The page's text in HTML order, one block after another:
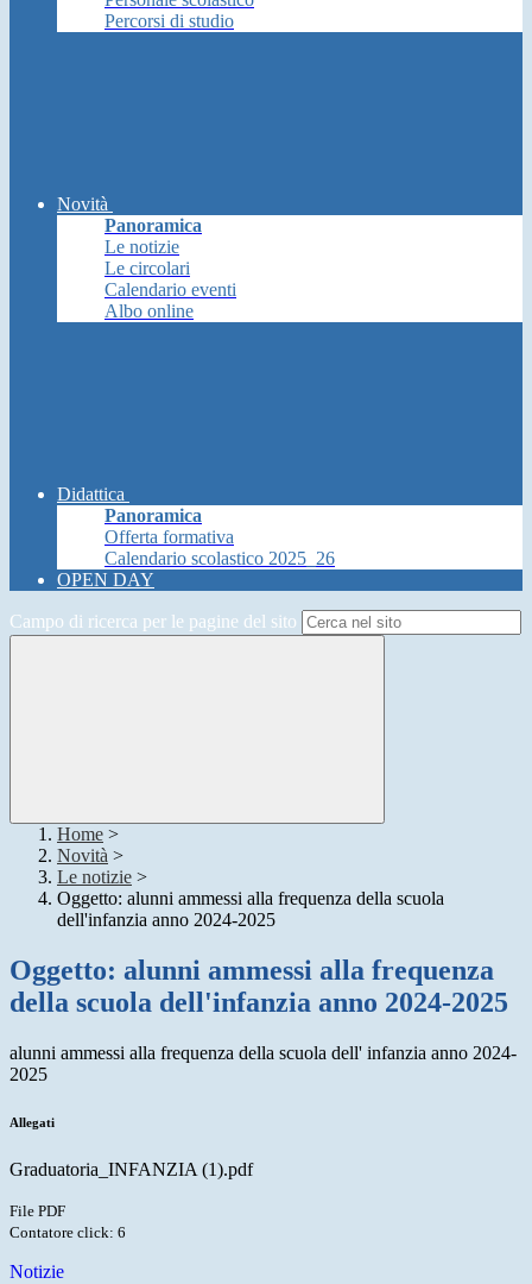
Percorsi di studio
Novità
Panoramica
Le notizie
Le circolari
Calendario eventi
Albo online
Didattica
Panoramica
Offerta formativa
Calendario scolastico 2025_26
OPEN DAY
Campo di ricerca per le pagine del sito
Home >
Novità >
Le notizie >
Oggetto: alunni ammessi alla frequenza della scuola
dell'infanzia anno 2024-2025
Oggetto: alunni ammessi alla frequenza
della scuola dell'infanzia anno 2024-2025
alunni ammessi alla frequenza della scuola dell' infanzia anno 2024-
2025
Allegati
Graduatoria_INFANZIA (1).pdf
File PDF
Contatore click: 6
Notizie